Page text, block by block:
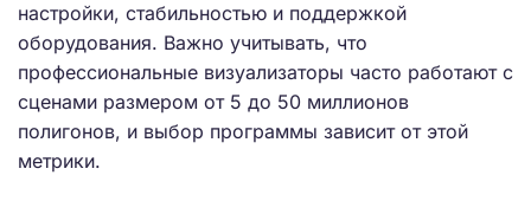
настройки, стабильностью и поддержкой
оборудования. Важно учитывать, что
профессиональные визуализаторы часто работают с
сценами размером от 5 до 50 миллионов
полигонов, и выбор программы зависит от этой
метрики.